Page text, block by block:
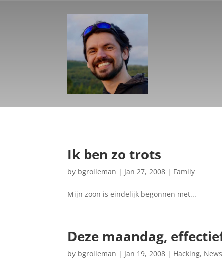
Ik ben zo trots
by bgrolleman | Jan 27, 2008 | Family
Mijn zoon is eindelijk begonnen met...
Deze maandag,
by bgrolleman | Jan 19, 2008 | Hacking, News